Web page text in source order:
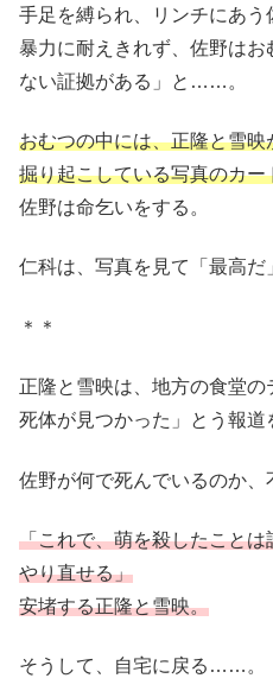
手足を縛られ、リンチにあう
暴力に耐えきれず、佐野は
ない証拠がある」と……。
おむつの中には、正隆と雪映
掘り起こしている写真のカー
佐野は命乞いをする。
仁科は、写真を見て「最高だ
＊＊
正隆と雪映は、地方の食堂
死体が見つかった」とう報道
佐野が何で死んでいるのか、
「これで、萌を殺したこと
やり直せる」
安堵する正隆と雪映。
そうして、自宅に戻る……。